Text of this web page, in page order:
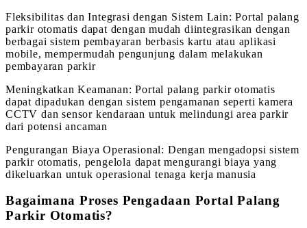
Fleksibilitas dan Integrasi dengan Sistem Lain: Portal palang
parkir otomatis dapat dengan mudah diintegrasikan dengan
berbagai sistem pembayaran berbasis kartu atau aplikasi
mobile, mempermudah pengunjung dalam melakukan
pembayaran parkir
Meningkatkan Keamanan: Portal palang parkir otomatis
dapat dipadukan dengan sistem pengamanan seperti kamera
CCTV dan sensor kendaraan untuk melindungi area parkir
dari potensi ancaman
Pengurangan Biaya Operasional: Dengan mengadopsi sistem
parkir otomatis, pengelola dapat mengurangi biaya yang
dikeluarkan untuk operasional tenaga kerja manusia
Bagaimana Proses Pengadaan Portal Palang
Parkir Otomatis?